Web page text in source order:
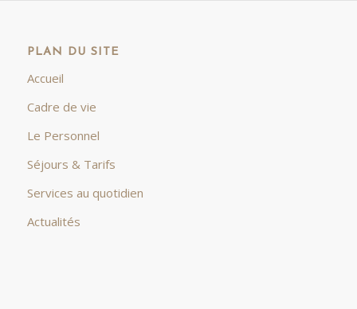
PLAN DU SITE
Accueil
Cadre de vie
Le Personnel
Séjours & Tarifs
Services au quotidien
Actualités